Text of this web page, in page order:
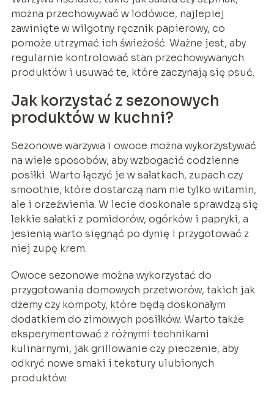
można przechowywać w lodówce, najlepiej
zawinięte w wilgotny ręcznik papierowy, co
pomoże utrzymać ich świeżość. Ważne jest, aby
regularnie kontrolować stan przechowywanych
produktów i usuwać te, które zaczynają się psuć.
Jak korzystać z sezonowych
produktów w kuchni?
Sezonowe warzywa i owoce można wykorzystywać
na wiele sposobów, aby wzbogacić codzienne
posiłki. Warto łączyć je w sałatkach, zupach czy
smoothie, które dostarczą nam nie tylko witamin,
ale i orzeźwienia. W lecie doskonale sprawdzą się
lekkie sałatki z pomidorów, ogórków i papryki, a
jesienią warto sięgnąć po dynię i przygotować z
niej zupę krem.
Owoce sezonowe można wykorzystać do
przygotowania domowych przetworów, takich jak
dżemy czy kompoty, które będą doskonałym
dodatkiem do zimowych posiłków. Warto także
eksperymentować z różnymi technikami
kulinarnymi, jak grillowanie czy pieczenie, aby
odkryć nowe smaki i tekstury ulubionych
produktów.